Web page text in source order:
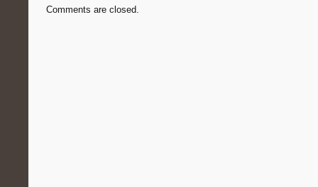
Comments are closed.